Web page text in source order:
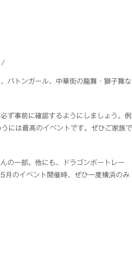
バトンガール、中華街の龍舞・獅子舞な
ず事前に確認するようにしましょう。例
には最高のイベントです。ぜひご家族で
の一部。他にも、ドラゴンボートレー
月のイベント開催時、ぜひ一度横浜のみ